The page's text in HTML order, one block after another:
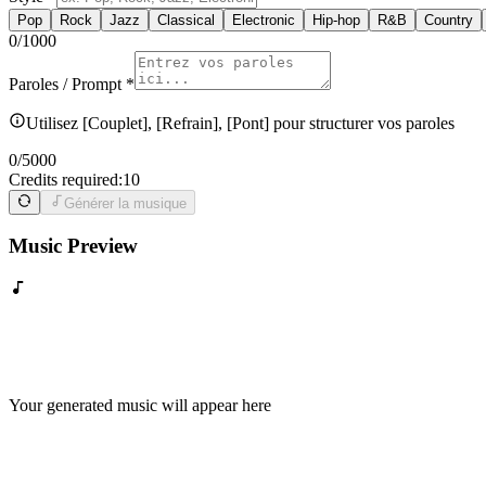
Pop Rock Jazz Classical Electronic Hip-hop R&B Country
0/1000
Paroles / Prompt*
Utilisez [Couplet], [Refrain], [Pont] pour structurer vos paroles
0/5000
Credits required:10
Générer la musique
Music Preview
Your generated music will appear here